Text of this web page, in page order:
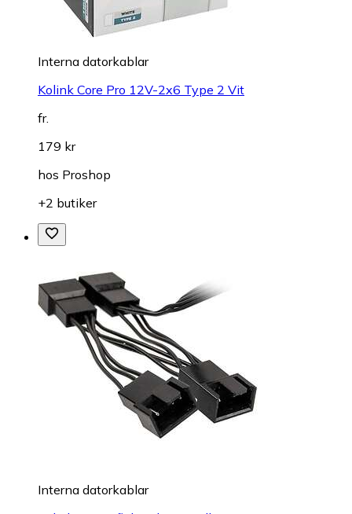
Interna datorkablar
Kolink Core Pro 12V-2x6 Type 2 Vit
fr.
179 kr
hos Proshop
+2 butiker
Interna datorkablar